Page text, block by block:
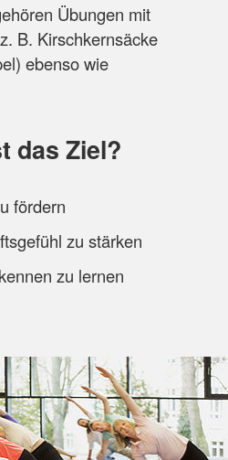
Übungen mit
B. Kirschkernsäcke
ebenso wie
das Ziel?
fördern
zu stärken
zu lernen